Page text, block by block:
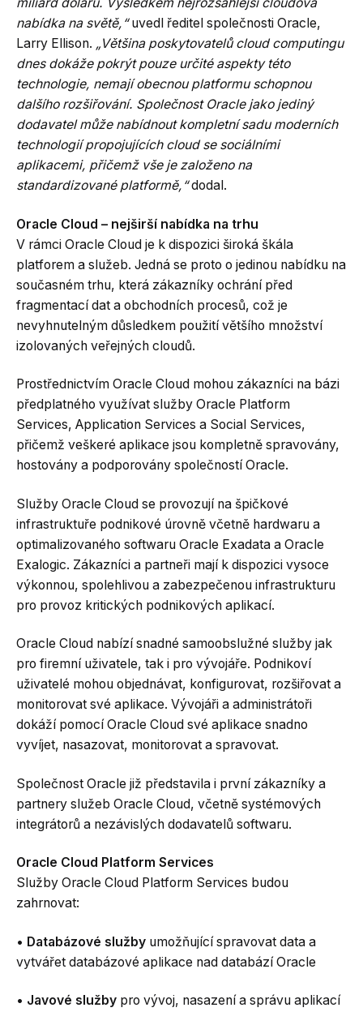
nabídka na světě,“uvedl ředitel společnosti Oracle,
Larry Ellison. „Většina poskytovatelů cloud computingu
dnes dokáže pokrýt pouze určité aspekty této
technologie, nemají obecnou platformu schopnou
dalšího rozšiřování. Společnost Oracle jako jediný
dodavatel může nabídnout kompletní sadu moderních
technologií propojujících cloud se sociálními
aplikacemi, přičemž vše je založeno na
standardizované platformě,“dodal.
Oracle Cloud – nejširší nabídka na trhu
V rámci Oracle Cloud je k dispozici široká škála
platforem a služeb. Jedná se proto o jedinou nabídku na
současném trhu, která zákazníky ochrání před
fragmentací dat a obchodních procesů, což je
nevyhnutelným důsledkem použití většího množství
izolovaných veřejných cloudů.
Prostřednictvím Oracle Cloud mohou zákazníci na bázi
předplatného využívat služby Oracle Platform
Services, Application Services a Social Services,
přičemž veškeré aplikace jsou kompletně spravovány,
hostovány a podporovány společností Oracle.
Služby Oracle Cloud se provozují na špičkové
infrastruktuře podnikové úrovně včetně hardwaru a
optimalizovaného softwaru Oracle Exadata a Oracle
Exalogic. Zákazníci a partneři mají k dispozici vysoce
výkonnou, spolehlivou a zabezpečenou infrastrukturu
pro provoz kritických podnikových aplikací.
Oracle Cloud nabízí snadné samoobslužné služby jak
pro firemní uživatele, tak i pro vývojáře. Podnikoví
uživatelé mohou objednávat, konfigurovat, rozšiřovat a
monitorovat své aplikace. Vývojáři a administrátoři
dokáží pomocí Oracle Cloud své aplikace snadno
vyvíjet, nasazovat, monitorovat a spravovat.
Společnost Oracle již představila i první zákazníky a
partnery služeb Oracle Cloud, včetně systémových
integrátorů a nezávislých dodavatelů softwaru.
Oracle Cloud Platform Services
Služby Oracle Cloud Platform Services budou
zahrnovat:
• Databázové služby umožňující spravovat data a
vytvářet databázové aplikace nad databází Oracle
• Javové služby pro vývoj, nasazení a správu aplikací